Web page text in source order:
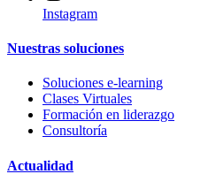
Instagram
Nuestras soluciones
Soluciones e-learning
Clases Virtuales
Formación en liderazgo
Consultoría
Actualidad